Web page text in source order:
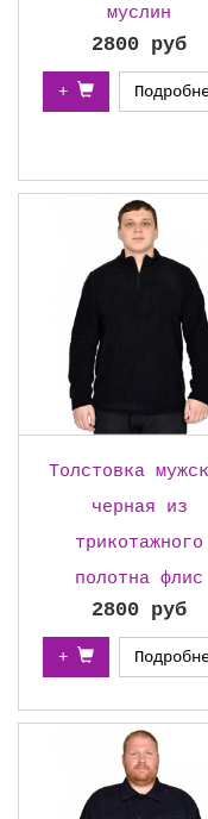
муслин
2800 руб
+
Толстовка
черная из
трикотажного
полотна флис
2800 руб
+